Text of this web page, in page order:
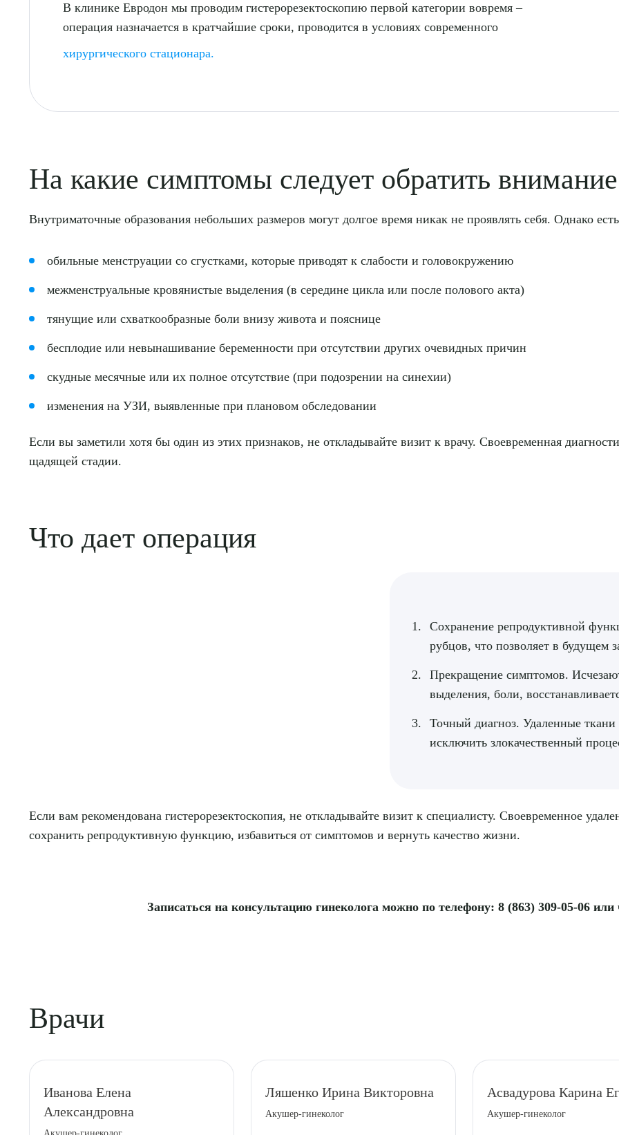
В клинике Евродон мы проводим гистерорезектоскопию первой категории вовремя –
операция назначается в кратчайшие сроки, проводится в условиях современного
хирургического стационара.
На какие симптомы следует обратить внимание
Внутриматочные образования небольших размеров могут долгое время никак не проявлять себя. Однако
обильные менструации со сгустками, которые приводят к слабости и головокружению
межменструальные кровянистые выделения (в середине цикла или после полового акта)
тянущие или схваткообразные боли внизу живота и пояснице
бесплодие или невынашивание беременности при отсутствии других очевидных причин
скудные месячные или их полное отсутствие (при подозрении на синехии)
изменения на УЗИ, выявленные при плановом обследовании
Если вы заметили хотя бы один из этих признаков, не откладывайте визит к врачу. Своевременная
щадящей стадии.
Что дает операция
Сохранение репродуктивной
рубцов, что позволяет в будущем
Прекращение симптомов.
выделения, боли,
Точный диагноз. Удаленные ткани
исключить злокачественный
Если вам рекомендована гистерорезектоскопия, не откладывайте визит к специалисту. Своевременное
сохранить репродуктивную функцию, избавиться от симптомов и вернуть качество жизни.
Записаться на консультацию гинеколога можно по телефону: 8 (863) 309-05-06
Врачи
Иванова Елена
Александровна
Ляшенко Ирина Викторовна
Акушер-гинеколог
Асвадурова Карина
Акушер-гинеколог
ОТПРАВИТЬ Я даю согласие наобработку персональных